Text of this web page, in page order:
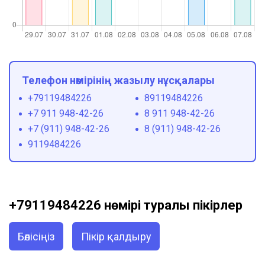
Телефон нөмірінің жазылу нұсқалары
+79119484226
89119484226
+7 911 948-42-26
8 911 948-42-26
+7 (911) 948-42-26
8 (911) 948-42-26
9119484226
+79119484226 нөмірі туралы пікірлер
Бөлісіңіз Пікір қалдыру